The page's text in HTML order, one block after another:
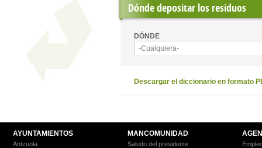
Dónde depositar los residuos
DÓNDE
-Cualquiera-
Descargar el diccionario en formato
AYUNTAMIENTOS
Antzuola
MANCOMUNIDAD
Saludo del presidente